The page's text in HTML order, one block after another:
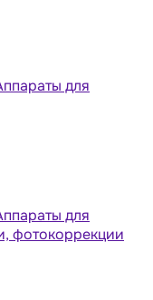
для
для
фотокоррекции